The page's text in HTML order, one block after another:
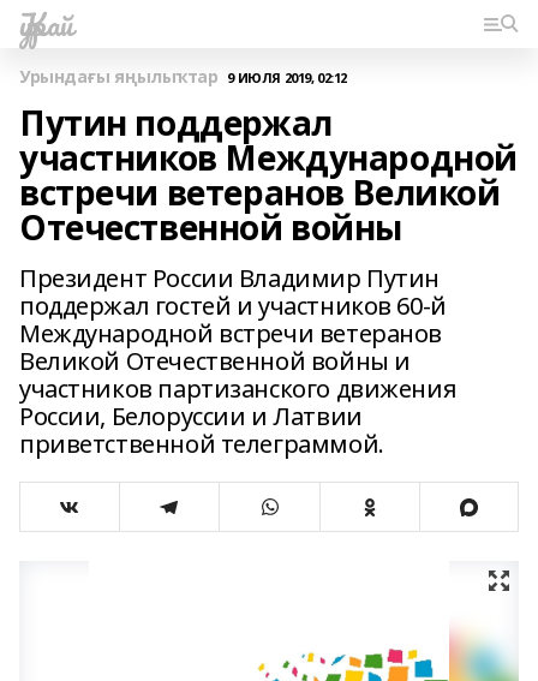
Ҡурай
Урындағы яңылыҡтар 9 ИЮЛЯ 2019, 02:12
Путин поддержал
участников Международной
встречи ветеранов Великой
Отечественной войны
Президент России Владимир Путин
поддержал гостей и участников 60-й
Международной встречи ветеранов
Великой Отечественной войны и
участников партизанского движения
России, Белоруссии и Латвии
приветственной телеграммой.